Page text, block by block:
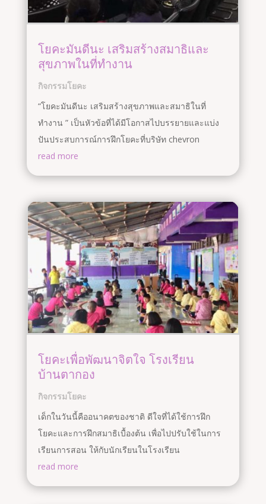
โยคะมันดีนะ เสริมสร้างสมาธิและ
สุขภาพในที่ทำงาน
กิจกรรมโยคะ
“โยคะมันดีนะ เสริมสร้างสุขภาพและสมาธิในที่
ทำงาน ” เป็นหัวข้อที่ได้มีโอกาสไปบรรยายและแบ่ง
ปันประสบการณ์การฝึกโยคะที่บริษัท chevron
read more
โยคะเพื่อพัฒนาจิตใจ โรงเรียน
บ้านตากอง
กิจกรรมโยคะ
เด็กในวันนี้คืออนาคตของชาติ ดีใจที่ได้ใช้การฝึก
โยคะและการฝึกสมาธิเบื้องต้น เพื่อไปปรับใช้ในการ
เรียนการสอน ให้กับนักเรียนในโรงเรียน
read more